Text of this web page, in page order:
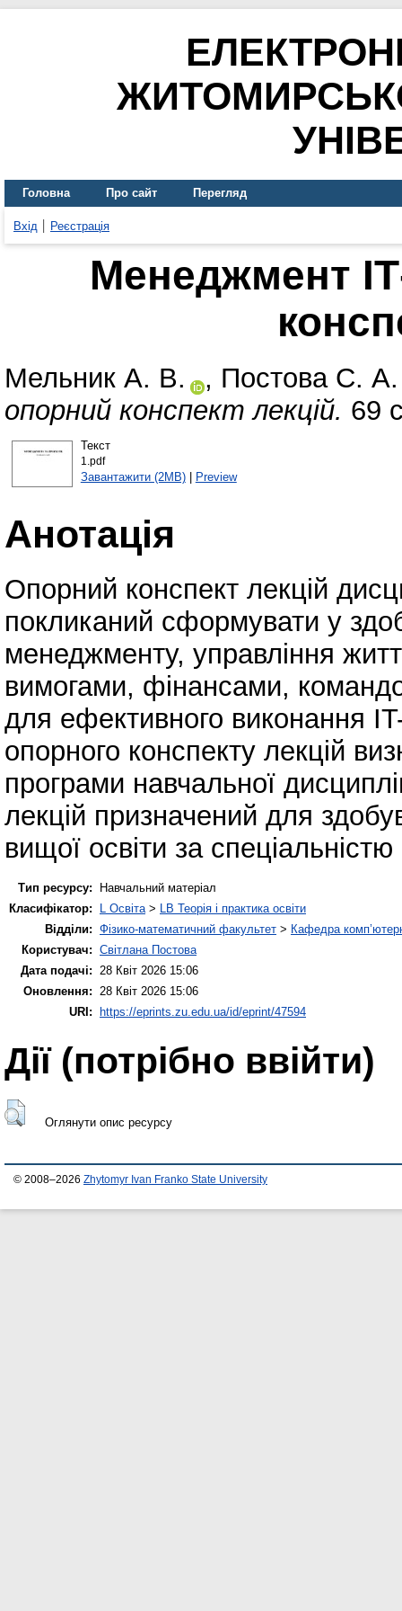
Головна Про сайт Перегляд
Вхід Реєстрація
Менеджмент
Мельник А. В. , Постова С. А.
опорний конспект лекцій. 69
Текст
1.pdf
Завантажити (2MB)| Preview
Анотація
Опорний конспект лекцій
покликаний сформувати у
менеджменту, управління
вимогами, фінансами,
для ефективного виконання
опорного конспекту лекцій
програми навчальної
лекцій призначений для
вищої освіти за
Тип ресурсу:
Навчальний матеріал
Класифікатор:
L Освіта > LB Теорія і практика освіти
Відділи: Фізико-математичний факультет > Кафедра
Користувач: Світлана Постова
Дата подачі:
28 Квіт 2026 15:06
Оновлення:
28 Квіт 2026 15:06
URI: https://eprints.zu.edu.ua/id/eprint/47594
Дії ​​(потрібно ввійти)
Оглянути опис ресурсу
© 2008–2026 Zhytomyr Ivan Franko State University